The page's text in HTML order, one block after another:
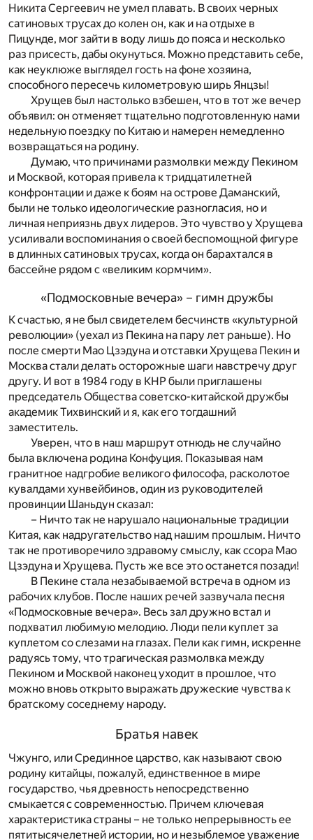
Никита Сергеевич не умел плавать. В своих черных
сатиновых трусах до колен он, как и на отдыхе в
Пицунде, мог зайти в воду лишь до пояса и несколько
раз присесть, дабы окунуться. Можно представить себе,
как неуклюже выглядел гость на фоне хозяина,
способного пересечь километровую ширь Янцзы!
Хрущев был настолько взбешен, что в тот же вечер
объявил: он отменяет тщательно подготовленную нами
недельную поездку по Китаю и намерен немедленно
возвращаться на родину.
Думаю, что причинами размолвки между Пекином
и Москвой, которая привела к тридцатилетней
конфронтации и даже к боям на острове Даманский,
были не только идеологические разногласия, но и
личная неприязнь двух лидеров. Это чувство у Хрущева
усиливали воспоминания о своей беспомощной фигуре
в длинных сатиновых трусах, когда он барахтался в
бассейне рядом с «великим кормчим».
«Подмосковные вечера» – гимн дружбы
К счастью, я не был свидетелем бесчинств «культурной
революции» (уехал из Пекина на пару лет раньше). Но
после смерти Мао Цзэдуна и отставки Хрущева Пекин и
Москва стали делать осторожные шаги навстречу друг
другу. И вот в 1984 году в КНР были приглашены
председатель Общества советско-китайской дружбы
академик Тихвинский и я, как его тогдашний
заместитель.
Уверен, что в наш маршрут отнюдь не случайно
была включена родина Конфуция. Показывая нам
гранитное надгробие великого философа, расколотое
кувалдами хунвейбинов, один из руководителей
провинции Шаньдун сказал:
– Ничто так не нарушало национальные традиции
Китая, как надругательство над нашим прошлым. Ничто
так не противоречило здравому смыслу, как ссора Мао
Цзэдуна и Хрущева. Пусть же все это останется позади!
В Пекине стала незабываемой встреча в одном из
рабочих клубов. После наших речей зазвучала песня
«Подмосковные вечера». Весь зал дружно встал и
подхватил любимую мелодию. Люди пели куплет за
куплетом со слезами на глазах. Пели как гимн, искренне
радуясь тому, что трагическая размолвка между
Пекином и Москвой наконец уходит в прошлое, что
можно вновь открыто выражать дружеские чувства к
братскому соседнему народу.
Братья навек
Чжунго, или Срединное царство, как называют свою
родину китайцы, пожалуй, единственное в мире
государство, чья древность непосредственно
смыкается с современностью. Причем ключевая
характеристика страны – не только непрерывность ее
пятитысячелетней истории, но и незыблемое уважение